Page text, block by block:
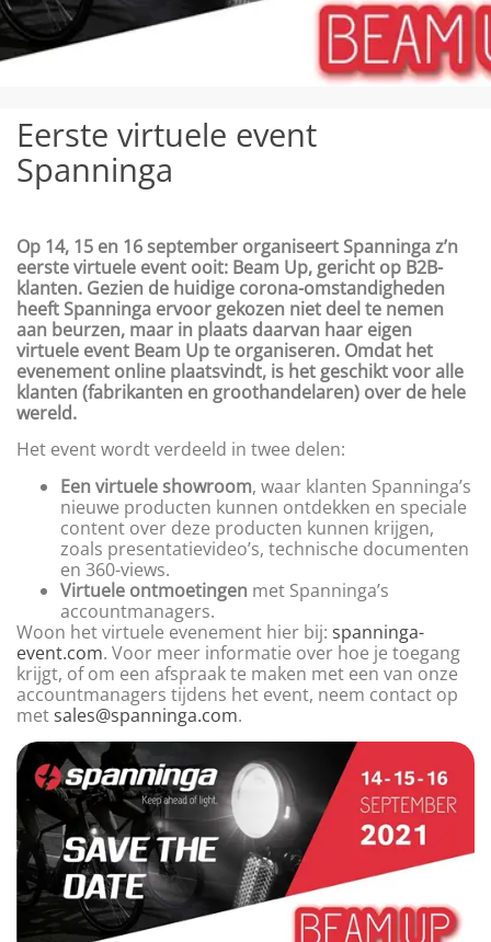
Eerste virtuele event
Spanninga
Op 14, 15 en 16 september organiseert Spanninga z’n
eerste virtuele event ooit: Beam Up, gericht op B2B-
klanten. Gezien de huidige corona-omstandigheden
heeft Spanninga ervoor gekozen niet deel te nemen
aan beurzen, maar in plaats daarvan haar eigen
virtuele event Beam Up te organiseren. Omdat het
evenement online plaatsvindt, is het geschikt voor alle
klanten (fabrikanten en groothandelaren) over de hele
wereld.
Het event wordt verdeeld in twee delen:
Een virtuele showroom, waar klanten Spanninga’s
nieuwe producten kunnen ontdekken en speciale
content over deze producten kunnen krijgen,
zoals presentatievideo’s, technische documenten
en 360-views.
Virtuele ontmoetingen met Spanninga’s
accountmanagers.
Woon het virtuele evenement hier bij: spanninga-
event.com. Voor meer informatie over hoe je toegang
krijgt, of om een afspraak te maken met een van onze
accountmanagers tijdens het event, neem contact op
metsales@spanninga.com.